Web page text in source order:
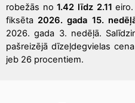
robežās no1.42 līdz 2.11
fiksēta 2026. gada 15.
2026. gada 3. nedēļā.
pašreizējā dīzeļdegvielas
jeb 26 procentiem.